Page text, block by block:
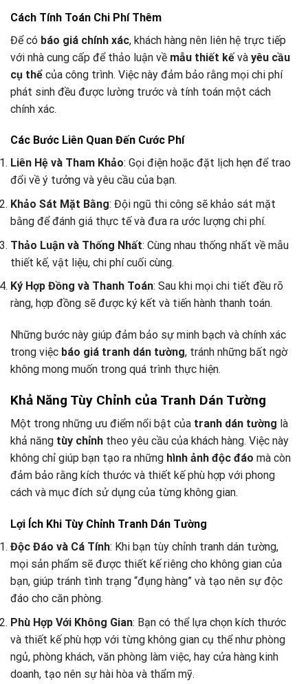
Cách Tính Toán Chi Phí Thêm
Để có báo giá chính xác, khách hàng nên liên hệ trực tiếp
với nhà cung cấp để thảo luận về mẫu thiết kếvà yêu cầu
cụ thể của công trình. Việc này đảm bảo rằng mọi chi phí
phát sinh đều được lường trước và tính toán một cách
chính xác.
Các Bước Liên Quan Đến Cước Phí
Liên Hệ và Tham Khảo: Gọi điện hoặc đặt lịch hẹn để trao
đổi về ý tưởng và yêu cầu của bạn.
Khảo Sát Mặt Bằng: Đội ngũ thi công sẽ khảo sát mặt
bằng để đánh giá thực tế và đưa ra ước lượng chi phí.
Thảo Luận và Thống Nhất: Cùng nhau thống nhất về mẫu
thiết kế, vật liệu, chi phí cuối cùng.
Ký Hợp Đồng và Thanh Toán: Sau khi mọi chi tiết đều rõ
ràng, hợp đồng sẽ được ký kết và tiến hành thanh toán.
Những bước này giúp đảm bảo sự minh bạch và chính xác
trong việc báo giá tranh dán tường, tránh những bất ngờ
không mong muốn trong quá trình thực hiện.
Khả Năng Tùy Chỉnh của Tranh Dán Tường
Một trong những ưu điểm nổi bật của tranh dán tường là
khả năng tùy chỉnh theo yêu cầu của khách hàng. Việc này
không chỉ giúp bạn tạo ra những hình ảnh độc đáo mà còn
đảm bảo rằng kích thước và thiết kế phù hợp với phong
cách và mục đích sử dụng của từng không gian.
Lợi Ích Khi Tùy Chỉnh Tranh Dán Tường
Độc Đáo và Cá Tính: Khi bạn tùy chỉnh tranh dán tường,
mọi sản phẩm sẽ được thiết kế riêng cho không gian của
bạn, giúp tránh tình trạng “đụng hàng” và tạo nên sự độc
đáo cho căn phòng.
Phù Hợp Với Không Gian: Bạn có thể lựa chọn kích thước
và thiết kế phù hợp với từng không gian cụ thể như phòng
ngủ, phòng khách, văn phòng làm việc, hay cửa hàng kinh
doanh, tạo nên sự hài hòa và thẩm mỹ.